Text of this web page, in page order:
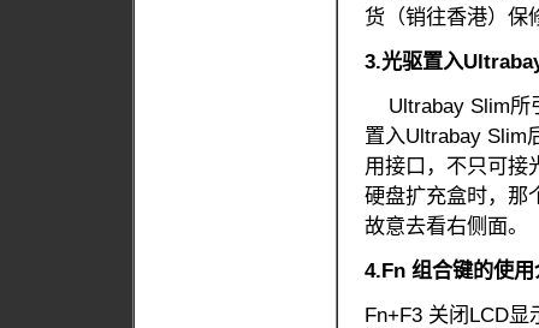
货（销往香港）保
3.光驱置入
Ultrabay Slim所
置入Ultrabay Slim
用接口，不只可接
硬盘扩充盒时，那
故意去看右侧面。
4.Fn 组合键的使用
Fn+F3 关闭LCD